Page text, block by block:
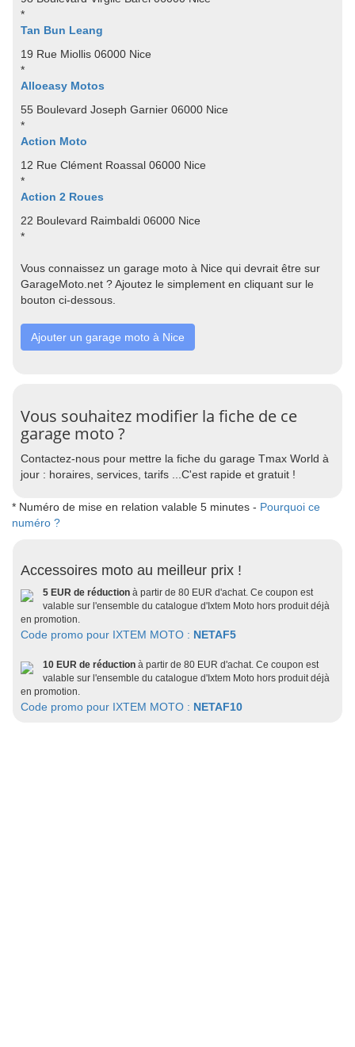
*
Tan Bun Leang
19 Rue Miollis 06000 Nice
*
Alloeasy Motos
55 Boulevard Joseph Garnier 06000 Nice
*
Action Moto
12 Rue Clément Roassal 06000 Nice
*
Action 2 Roues
22 Boulevard Raimbaldi 06000 Nice
*
Vous connaissez un garage moto à Nice qui devrait être sur
GarageMoto.net ? Ajoutez le simplement en cliquant sur le
bouton ci-dessous.
Ajouter un garage moto à Nice
Vous souhaitez modifier la fiche de ce
garage moto ?
Contactez-nous pour mettre la fiche du garage Tmax World à
jour : horaires, services, tarifs ...C'est rapide et gratuit !
* Numéro de mise en relation valable 5 minutes - Pourquoi ce
numéro ?
Accessoires moto au meilleur prix !
5 EUR de réduction à partir de 80 EUR d'achat. Ce coupon est
valable sur l'ensemble du catalogue d'Ixtem Moto hors produit déjà
en promotion.
Code promo pour IXTEM MOTO : NETAF5
10 EUR de réduction à partir de 80 EUR d'achat. Ce coupon est
valable sur l'ensemble du catalogue d'Ixtem Moto hors produit déjà
en promotion.
Code promo pour IXTEM MOTO : NETAF10